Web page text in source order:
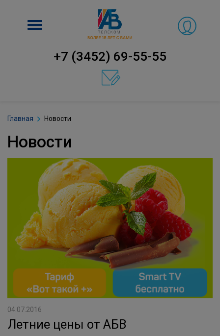
Включить
+7 (3452) 69-55-55
Главная Новости
Новости
04.07.2016
Летние цены от АБВ